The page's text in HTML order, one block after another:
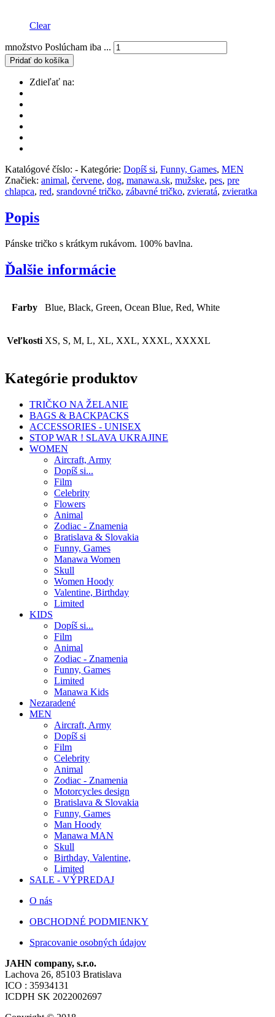
Clear
množstvo Poslúcham iba ...
Pridať do košíka
Zdieľať na:
Katalógové číslo: - Kategórie: Dopíš si, Funny, Games, MEN
Značiek: animal, červene, dog, manawa.sk, mužske, pes, pre
chlapca, red, srandovné tričko, zábavné tričko, zvieratá, zvieratka
Popis
Pánske tričko s krátkym rukávom. 100% bavlna.
Ďalšie informácie
Farby Blue, Black, Green, Ocean Blue, Red, White
Veľkosti XS, S, M, L, XL, XXL, XXXL, XXXXL
Kategórie produktov
TRIČKO NA ŽELANIE
BAGS & BACKPACKS
ACCESSORIES - UNISEX
STOP WAR ! SLAVA UKRAJINE
WOMEN
Aircraft, Army
Dopíš si...
Film
Celebrity
Flowers
Animal
Zodiac - Znamenia
Bratislava & Slovakia
Funny, Games
Manawa Women
Skull
Women Hoody
Valentine, Birthday
Limited
KIDS
Dopíš si...
Film
Animal
Zodiac - Znamenia
Funny, Games
Limited
Manawa Kids
Nezaradené
MEN
Aircraft, Army
Dopíš si
Film
Celebrity
Animal
Zodiac - Znamenia
Motorcycles design
Bratislava & Slovakia
Funny, Games
Man Hoody
Manawa MAN
Skull
Birthday, Valentine,
Limited
SALE - VÝPREDAJ
O nás
OBCHODNÉ PODMIENKY
Spracovanie osobných údajov
JAHN company, s.r.o.
Lachova 26, 85103 Bratislava
ICO : 35934131
ICDPH SK 2022002697